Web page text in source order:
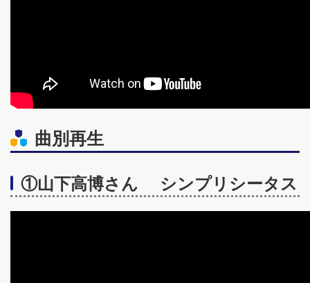
曲別再生
①山下高博さん シンプリシータス